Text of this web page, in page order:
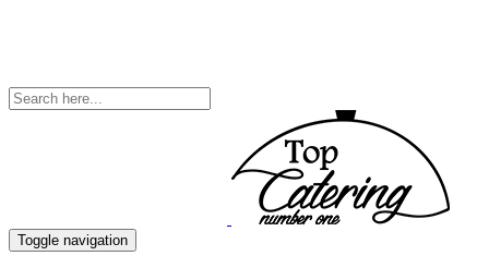
Toggle navigation